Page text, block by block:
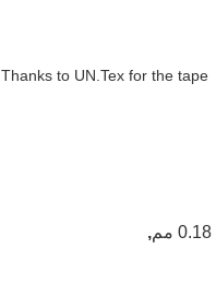
Thanks to UN.Tex for the tape.
,